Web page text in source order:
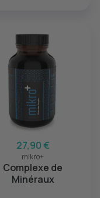
27,90 €
mikro+
Complexe de
Minéraux